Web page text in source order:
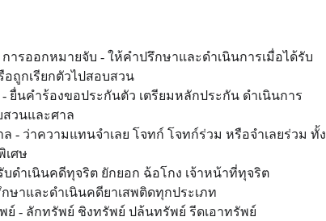
ารออกหมายจับ - ให้คำปรึกษาและดำเนินการเมื่อได้รับ
ถูกเรียกตัวไปสอบสวน
ยื่นคำร้องขอประกันตัว เตรียมหลักประกัน ดำเนินการ
วนและศาล
- ว่าความแทนจำเลย โจทก์ โจทก์ร่วม หรือจำเลยร่วม ทั้ง
เศษ
ดำเนินคดีทุจริต ยักยอก ฉ้อโกง เจ้าหน้าที่ทุจริต
ษาและดำเนินคดียาเสพติดทุกประเภท
ย์ - ลักทรัพย์ ชิงทรัพย์ ปล้นทรัพย์ รีดเอาทรัพย์